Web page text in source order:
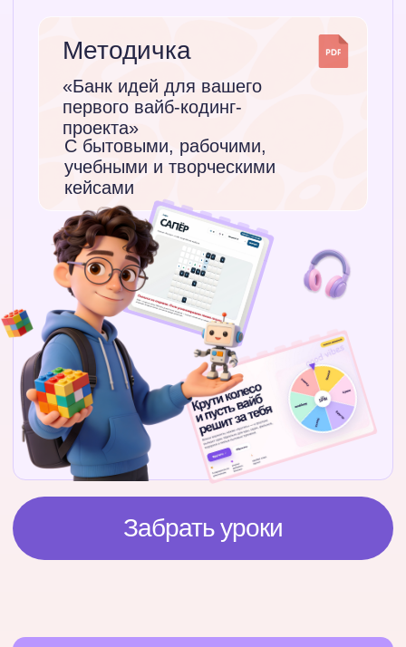
Твое портфолио,
ссылкой на которое
поделишься с клиентом
Соберешь содержание сайта
самостоятельно
Или попросишь нейронку
«прожарить» тебя
Пробуем ТРИ разных
сервиса для создания
сайта
«7 ошибок новичка в вайб-
кодинге и как их избежать»
Методичка
минут
Вебинар с Кимом